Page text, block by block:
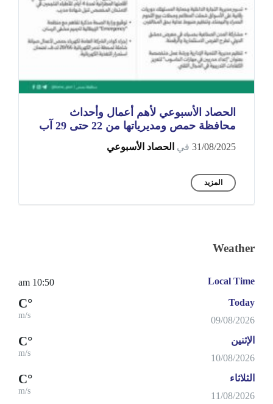
الحصاد الأسبوعي لأهم أعمال وأحداث
محافظة حمص ومديرياتها من 22 حتى 29 آب
31/08/2025 في الحصاد الأسبوعي
المزيد
Weather
Local Time
10:50 am
Today
09/08/2026
°C
m/s
الإثنين
10/08/2026
°C
m/s
الثلاثاء
11/08/2026
°C
m/s